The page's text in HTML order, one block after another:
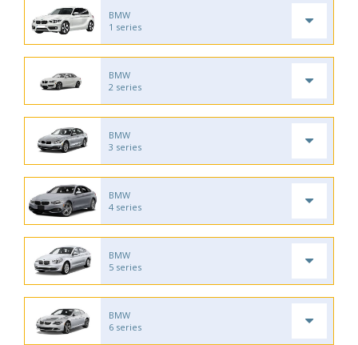
BMW
1 series
BMW
2 series
BMW
3 series
BMW
4 series
BMW
5 series
BMW
6 series